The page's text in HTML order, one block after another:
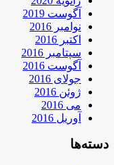
آگوست 2019
نوامبر 2016
اکتبر 2016
سپتامبر 2016
آگوست 2016
جولای 2016
ژوئن 2016
می 2016
آوریل 2016
دسته‌ها